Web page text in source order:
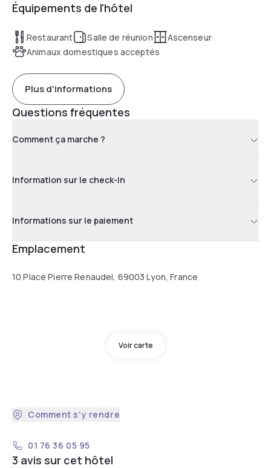
pied. Réservez l'une de nos 144 chambres climatisées.
Accordez-vous une pause dans notre patio intérieur ou sur
la terrasse de notre restaurant Courtepaille.
Équipements de l'hôtel
Restaurant Salle de réunion
Ascenseur
Animaux domestiques acceptés
Plus d'informations
Questions fréquentes
Comment ça marche ?
Information sur le check-in
Informations sur le paiement
Emplacement
10 Place Pierre Renaudel, 69003 Lyon, France
Voir carte
Comment s'y rendre
01 76 36 05 95
3 avis sur cet hôtel